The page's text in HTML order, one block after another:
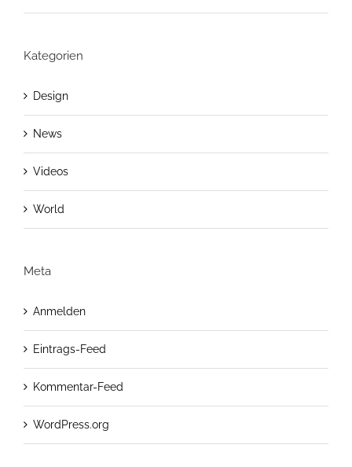
Kategorien
Design
News
Videos
World
Meta
Anmelden
Eintrags-Feed
Kommentar-Feed
WordPress.org